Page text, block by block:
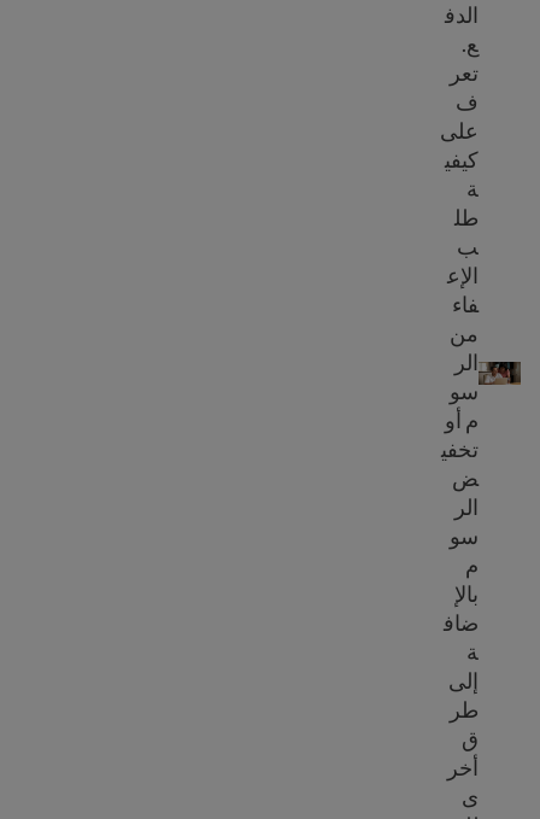
رسوم استمارة الجنسية
الدف
ع.
تعر
ف
على
كيفي
ة
طل
ب
الإع
فاء
من
الر
سو
م أو
تخفي
ض
الر
سو
م
بالإ
ضاف
ة
إلى
طر
ق
أخر
ى